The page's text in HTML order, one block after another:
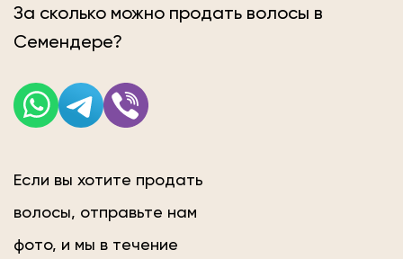
За сколько можно продать волосы в
Семендере?
Если вы хотите продать
волосы, отправьте нам
фото, и мы в течение